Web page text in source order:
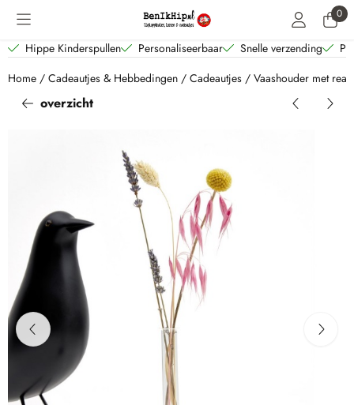
Cookievoorkeuren zijn beschikbaar. Kies instellingen of sta alle 0
Hippe Kinderspullen Personaliseerbaar Snelle verzending
Home / Cadeautjes & Hebbedingen / Cadeautjes / Vaashouder met
overzicht